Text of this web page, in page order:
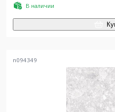
В наличии
n094349